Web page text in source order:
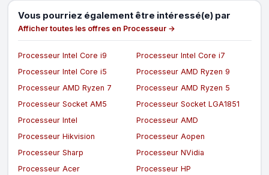
Vous pourriez également être intéressé(e) par
Afficher toutes les offres en Processeur →
Processeur Intel Core i9
Processeur Intel Core i7
Processeur Intel Core i5
Processeur AMD Ryzen 9
Processeur AMD Ryzen 7
Processeur AMD Ryzen 5
Processeur Socket AM5
Processeur Socket LGA1851
Processeur Intel
Processeur AMD
Processeur Hikvision
Processeur Aopen
Processeur Sharp
Processeur NVidia
Processeur Acer
Processeur HP